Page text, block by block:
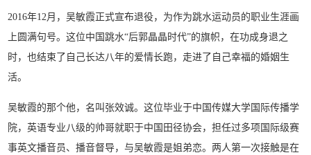
2016年12月，吴敏霞正式宣布退役，为作为跳水运动员的职业生涯画
上圆满句号。这位中国跳水“后郭晶晶时代”的旗帜，在功成身退之
时，也结束了自己长达八年的爱情长跑，走进了自己幸福的婚姻生
活。
吴敏霞的那个他，名叫张效诚。这位毕业于中国传媒大学国际传播学
院，英语专业八级的帅哥就职于中国田径协会，担任过多项国际级赛
事英文播音员、播音督导，与吴敏霞是姐弟恋。两人第一次接触是在